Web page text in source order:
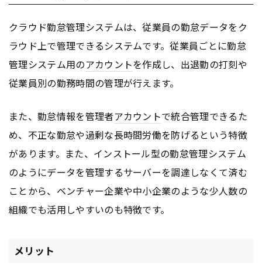
クラウド勤怠管理システムは、従業員の勤怠データをク
ラウド上で管理できるシステムです。従業員ごとに勤怠
管理システム用のアカウントを作成し、出退勤の打刻や
従業員別の勤務時間の管理が行えます。
また、勤怠情報を管理者アカウントで統合管理できるた
め、不正な勤怠や過剰な長時間労働を防げるという特徴
があります。また、インストール型の勤怠管理システム
のようにデータを管理するサーバーを調達しなくて済む
ことから、ベンチャー企業や中小企業のような少人数の
組織でも活用しやすいのも特徴です。
メリット